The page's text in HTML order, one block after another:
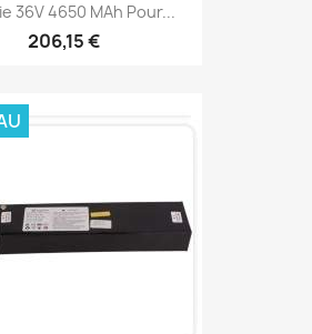
36V 4650 MAh Pour...
206,15 €